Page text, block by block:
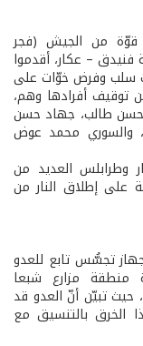
قوّة من الجيش (فجر
فنيدق – عكار، أقدموا
سلب وفرض خوّات على
توقيف أفرادها وهم،
حسن طالب، جهاد حسن
والسوري محمد عوض
العديد من
على إطلاق النار من
جهاز تجسُّس تابع للعدو
منطقة مزارع شبعا
حيث تبيّن أنّ العدو قد
الخرق بالتنسيق مع